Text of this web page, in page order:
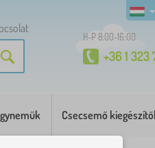
H-P 8:00-16:00
+36 1 323
Csecsemő